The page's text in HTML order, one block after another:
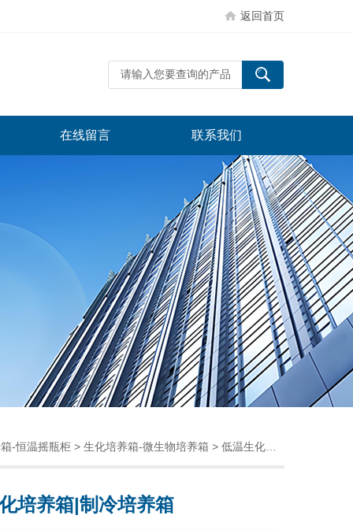
返回首页
在线留言 联系我们
-恒温摇瓶柜 > 生化培养箱-微生物培养箱 > 低温生化培养箱|制冷培养箱
培养箱|制冷培养箱